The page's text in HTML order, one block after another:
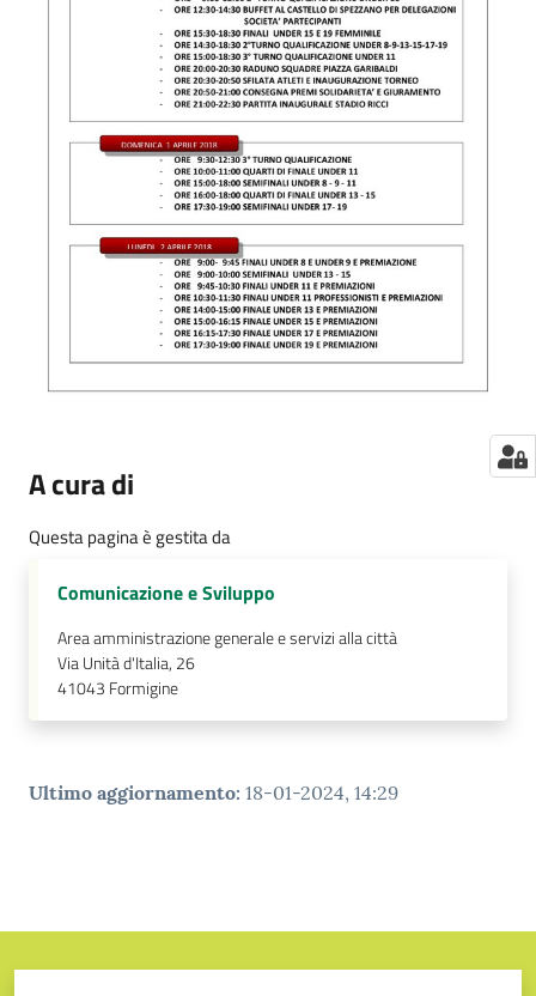
A cura di
Questa pagina è gestita da
Comunicazione e Sviluppo
Area amministrazione generale e servizi alla città
Via Unità d'Italia, 26
41043 Formigine
Ultimo aggiornamento: 18-01-2024, 14:29